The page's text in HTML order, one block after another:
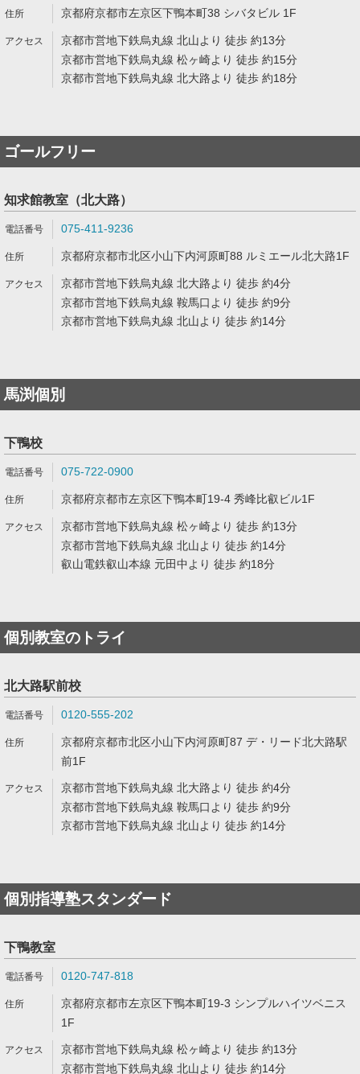
京都府京都市左京区下鴨本町38 シバタビル 1F
京都市営地下鉄烏丸線 北山より 徒歩 約13分
京都市営地下鉄烏丸線 松ヶ崎より 徒歩 約15分
京都市営地下鉄烏丸線 北大路より 徒歩 約18分
ゴールフリー
知求館教室（北大路）
075-411-9236
京都府京都市北区小山下内河原町88 ルミエール北大路1F
京都市営地下鉄烏丸線 北大路より 徒歩 約4分
京都市営地下鉄烏丸線 鞍馬口より 徒歩 約9分
京都市営地下鉄烏丸線 北山より 徒歩 約14分
馬渕個別
下鴨校
075-722-0900
京都府京都市左京区下鴨本町19-4 秀峰比叡ビル1F
京都市営地下鉄烏丸線 松ヶ崎より 徒歩 約13分
京都市営地下鉄烏丸線 北山より 徒歩 約14分
叡山電鉄叡山本線 元田中より 徒歩 約18分
個別教室のトライ
北大路駅前校
0120-555-202
京都府京都市北区小山下内河原町87 デ・リード北大路駅
前1F
京都市営地下鉄烏丸線 北大路より 徒歩 約4分
京都市営地下鉄烏丸線 鞍馬口より 徒歩 約9分
京都市営地下鉄烏丸線 北山より 徒歩 約14分
個別指導塾スタンダード
下鴨教室
0120-747-818
京都府京都市左京区下鴨本町19-3 シンプルハイツベニス
1F
京都市営地下鉄烏丸線 松ヶ崎より 徒歩 約13分
京都市営地下鉄烏丸線 北山より 徒歩 約14分